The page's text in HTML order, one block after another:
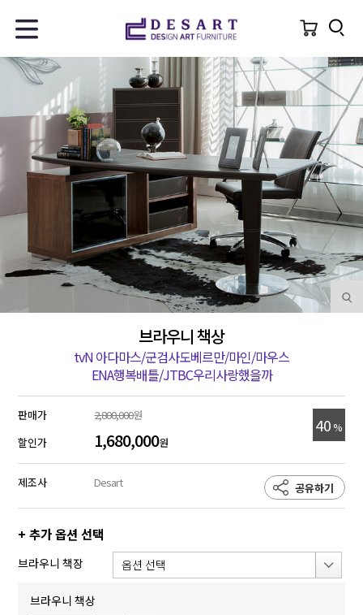
브라우니 책상
tvN 아다마스/군검사도베르만/마인/마우스
ENA행복배틀/JTBC우리사랑했을까
40 %
판매가 2,800,000원
할인가
1,680,000원
공유하기
제조사 Desart
+ 추가 옵션 선택
브라우니 책장
브라우니 책상